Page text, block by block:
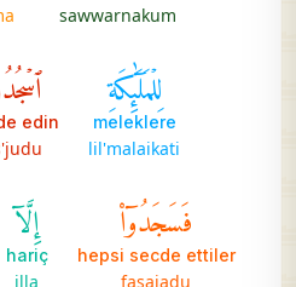
sawwarnakum
لِلۡمَلَٰٓئِكَةِ
meleklere
lil'malaikati
edin
فَسَجَدُوٓاْ
hepsi secde ettiler
fasajadu
إِلَّآ
hariç
illa